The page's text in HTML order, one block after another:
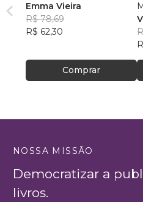
Emma Vieira
R$ 78,69
R$ 62,30
Comprar
NOSSA MISSÃO
Democratizar a
livros.